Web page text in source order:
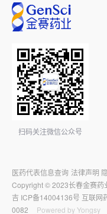
扫码关注微信公众号
Copyright © 2023长春金赛药
吉 ICP备14004136号 互联网
0082
Powered by Yongsy
医药代表信息查询 法律声明